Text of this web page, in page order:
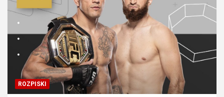
ROZPISKI